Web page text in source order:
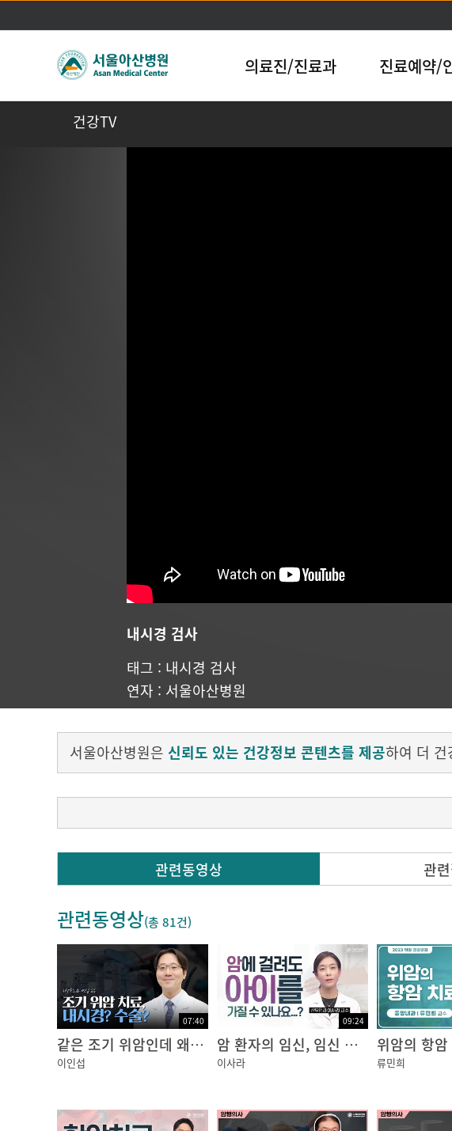
의료진/진료과 진료예약/
건강TV
내시경 검사
태그 : 내시경 검사
연자 : 서울아산병원
서울아산병원은 신뢰도 있는 건강정보 콘텐츠를 제공하여 더
건강검진 할 때, 흔히 하는 검사 중 하나가 바로 내시경인데요.
내시경 검사는 카메라가 달린 가느다란 관을 몸 안에 삽입해서
우리 몸 속을 직접 볼 수 있는데요.
위와 대장 같은 소화기관,
자궁, 질, 방광, 요관 등의 생식기관,
관련동영상 관
관련동영상(총 81건)
07:40
같은 조기 위암인데 왜 치료가 다를까? 내시경 vs 수술
이인섭
09:24
암 환자의 임신, 임신 후에 재발된 암... 어떻게 해야할까요?
이사라
위암의 항
류민희